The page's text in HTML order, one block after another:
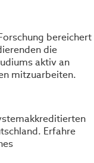
bereichert
die
aktiv an
mitzuarbeiten.
Erfahre